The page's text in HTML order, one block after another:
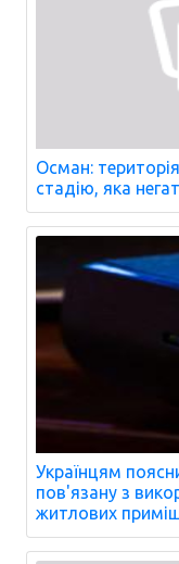
Осман:
стадію, яка
Українцям
пов'язану з
житлових